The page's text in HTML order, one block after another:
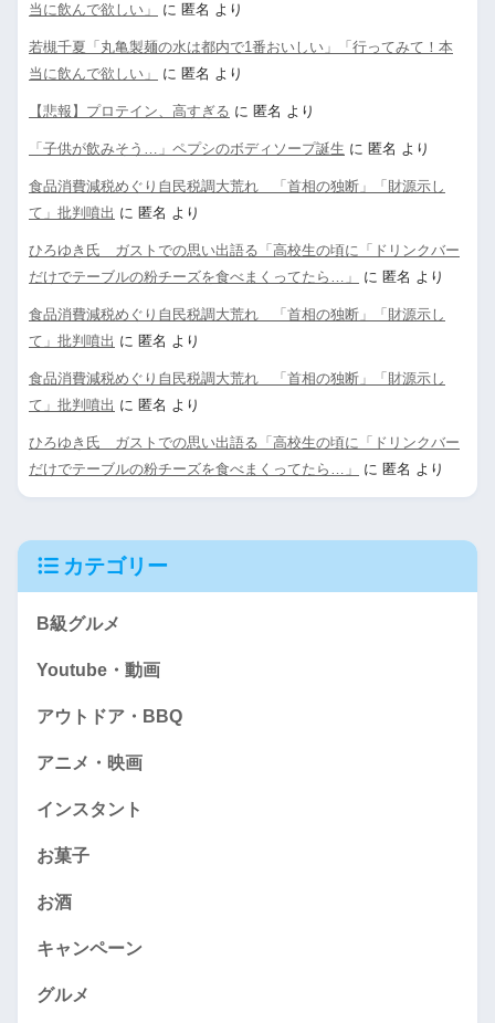
当に飲んで欲しい」
に 匿名 より
若槻千夏「丸亀製麺の水は都内で1番おいしい」「行ってみて！本
当に飲んで欲しい」
に 匿名 より
【悲報】プロテイン、高すぎる に 匿名 より
「子供が飲みそう…」ペプシのボディソープ誕生 に 匿名 より
食品消費減税めぐり自民税調大荒れ 「首相の独断」「財源示し
て」批判噴出 に 匿名 より
ひろゆき氏 ガストでの思い出語る「高校生の頃に「ドリンクバー
だけでテーブルの粉チーズを食べまくってたら…」
に 匿名 より
食品消費減税めぐり自民税調大荒れ 「首相の独断」「財源示し
て」批判噴出 に 匿名 より
食品消費減税めぐり自民税調大荒れ 「首相の独断」「財源示し
て」批判噴出 に 匿名 より
ひろゆき氏 ガストでの思い出語る「高校生の頃に「ドリンクバー
だけでテーブルの粉チーズを食べまくってたら…」
に 匿名 より
カテゴリー
B級グルメ
Youtube・動画
アウトドア・BBQ
アニメ・映画
インスタント
お菓子
お酒
キャンペーン
グルメ